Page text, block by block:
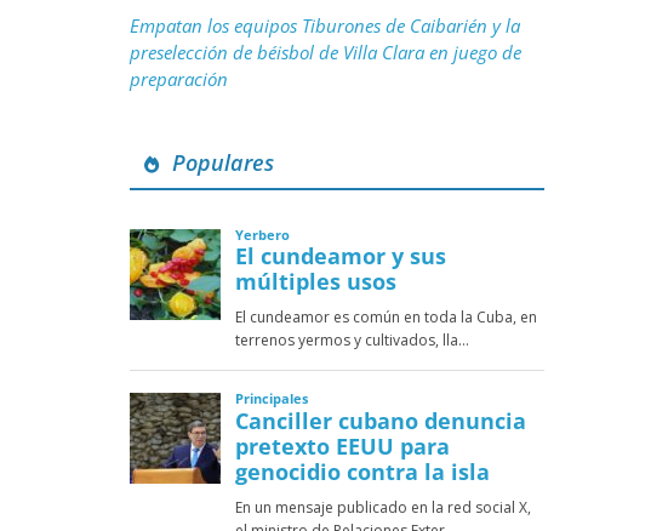
Empatan los equipos Tiburones de Caibarién y la
preselección de béisbol de Villa Clara en juego de
preparación
Populares